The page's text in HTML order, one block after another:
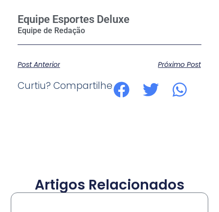
Equipe Esportes Deluxe
Post Anterior Próximo Post
Curtiu? Compartilhe
Artigos Relacionados